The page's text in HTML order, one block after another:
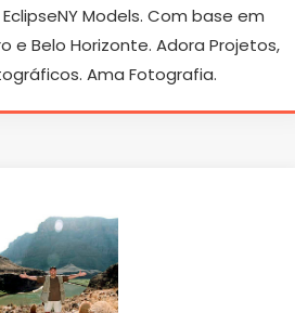
Models. Com base em
e Belo Horizonte. Adora Projetos,
Ama Fotografia.